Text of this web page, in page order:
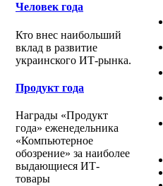
Человек года
Кто внес наибольший
вклад в развитие
украинского ИТ-рынка.
Продукт года
Награды «Продукт
года» еженедельника
«Компьютерное
обозрение» за наиболее
выдающиеся ИТ-
товары